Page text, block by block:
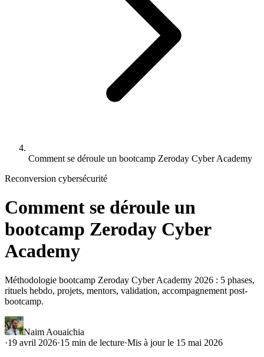
Comment se déroule un bootcamp Zeroday Cyber Academy
Reconversion cybersécurité
Comment se déroule un
bootcamp Zeroday Cyber
Academy
Méthodologie bootcamp Zeroday Cyber Academy 2026 : 5 phases,
rituels hebdo, projets, mentors, validation, accompagnement post-
bootcamp.
Naim Aouaichia
·19 avril 2026·15 min de lecture·Mis à jour le 15 mai 2026